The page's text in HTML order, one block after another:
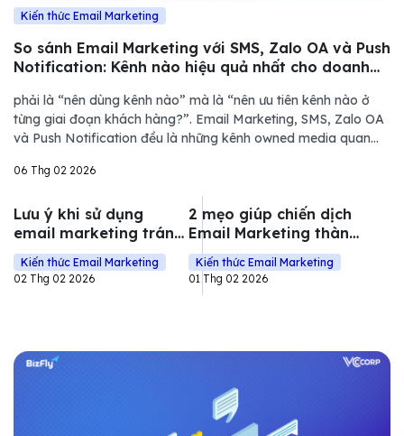
Kiến thức Email Marketing
So sánh Email Marketing với SMS, Zalo OA và Push
Notification: Kênh nào hiệu quả nhất cho doanh
phải là “nên dùng kênh nào” mà là “nên ưu tiên kênh nào ở
từng giai đoạn khách hàng?”. Email Marketing, SMS, Zalo OA
và Push Notification đều là những kênh owned media quan
trong hành trình khách hà
06 Thg 02 2026
Lưu ý khi sử dụng
email marketing tránh
spam hiệu quả
Kiến thức Email Marketing
02 Thg 02 2026
2 mẹo giúp chiến dịch
Email Marketing thành
công 2026
Kiến thức Email Marketing
01 Thg 02 2026